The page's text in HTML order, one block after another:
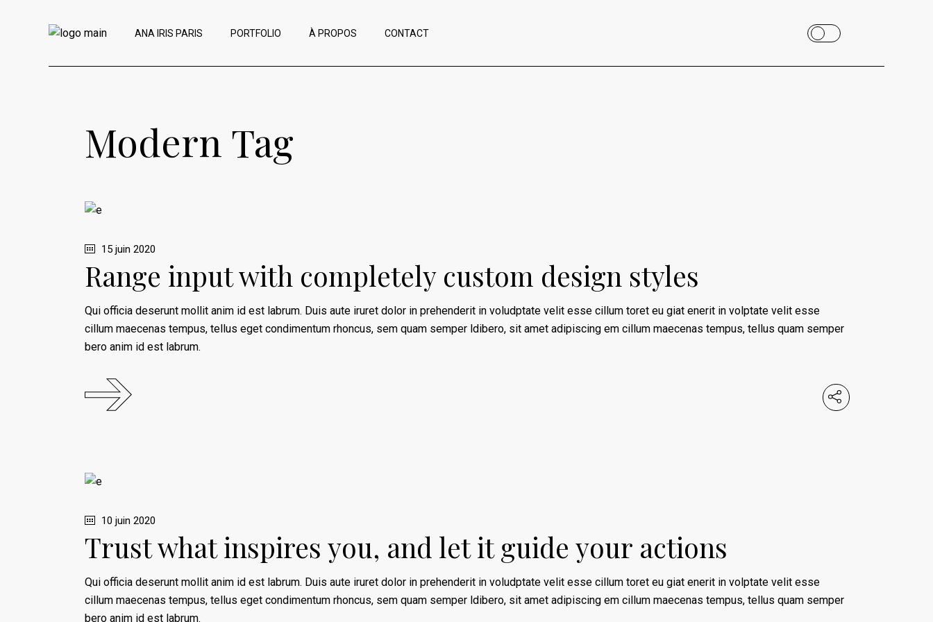
ANA IRIS PARIS PORTFOLIO À PROPOS CONTACT
Modern Tag
15 juin 2020
Range input with completely custom design styles
Qui officia deserunt mollit anim id est labrum. Duis aute iruret dolor in prehenderit in voludptate velit esse cillum toret eu giat enerit in volptate velit esse
cillum maecenas tempus, tellus eget condimentum rhoncus, sem quam semper ldibero, sit amet adipiscing em cillum maecenas tempus, tellus quam semper
bero anim id est labrum.
10 juin 2020
Trust what inspires you, and let it guide your actions
Qui officia deserunt mollit anim id est labrum. Duis aute iruret dolor in prehenderit in voludptate velit esse cillum toret eu giat enerit in volptate velit esse
cillum maecenas tempus, tellus eget condimentum rhoncus, sem quam semper ldibero, sit amet adipiscing em cillum maecenas tempus, tellus quam semper
bero anim id est labrum.